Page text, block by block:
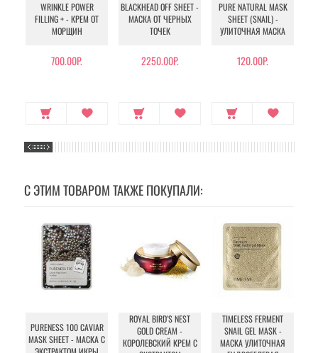
WRINKLE POWER
FILLING + - КРЕМ ОТ
МОРЩИН
700.00Р.
BLACKHEAD OFF SHEET -
МАСКА ОТ ЧЕРНЫХ
ТОЧЕК
2250.00Р.
PURE NATURAL MASK
SHEET (SNAIL) -
УЛИТОЧНАЯ МАСКА
120.00Р.
С ЭТИМ ТОВАРОМ ТАКЖЕ ПОКУПАЛИ:
PURENESS 100 CAVIAR
MASK SHEET - МАСКА С
ROYAL BIRD'S NEST
GOLD CREAM -
КОРОЛЕВСКИЙ КРЕМ С
TIMELESS FERMENT
SNAIL GEL MASK -
МАСКА УЛИТОЧНАЯ